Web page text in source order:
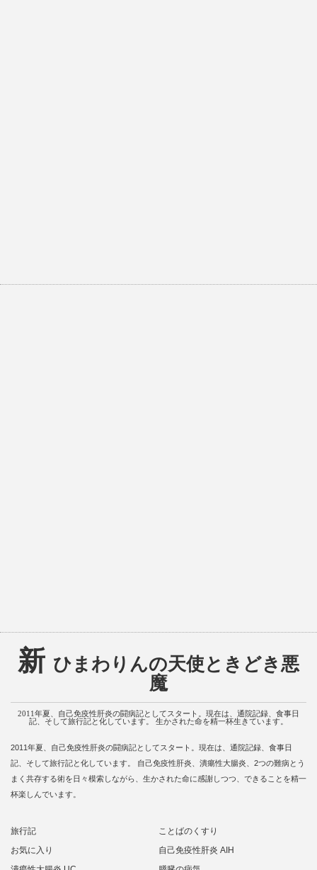
新 ひまわりんの天使ときどき悪
魔
2011年夏、自己免疫性肝炎の闘病記としてスタート。現在は、通院記録、食事日
記、そして旅行記と化しています。 生かされた命を精一杯生きています。
2011年夏、自己免疫性肝炎の闘病記としてスタート。現在は、通院記録、食事日
記、そして旅行記と化しています。 自己免疫性肝炎、潰瘍性大腸炎、2つの難病とう
まく共存する術を日々模索しながら、生かされた命に感謝しつつ、できることを精一
杯楽しんでいます。
旅行記
ことばのくすり
お気に入り
自己免疫性肝炎 AIH